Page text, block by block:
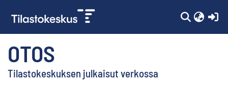
OTOS
Tilastokeskuksen julkaisut verkossa